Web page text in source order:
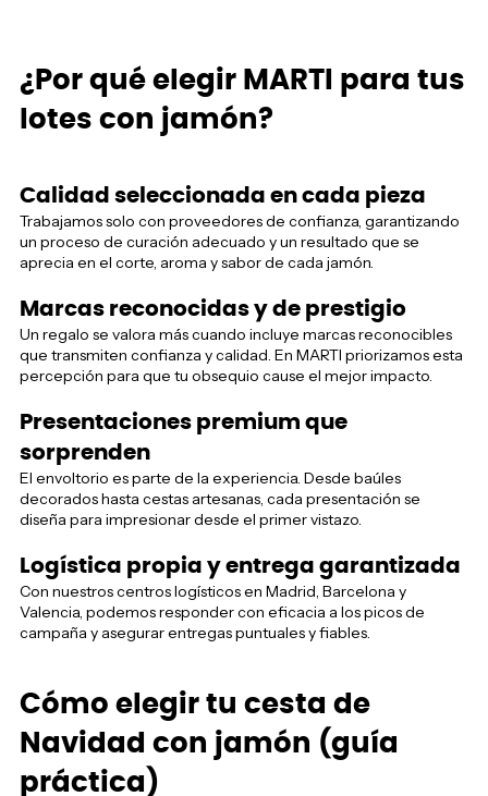
¿Por qué elegir MARTI para tus
lotes con jamón?
Calidad seleccionada en cada pieza
Trabajamos solo con proveedores de confianza, garantizando
un proceso de curación adecuado y un resultado que se
aprecia en el corte, aroma y sabor de cada jamón.
Marcas reconocidas y de prestigio
Un regalo se valora más cuando incluye marcas reconocibles
que transmiten confianza y calidad. En MARTI priorizamos esta
percepción para que tu obsequio cause el mejor impacto.
Presentaciones premium que
sorprenden
El envoltorio es parte de la experiencia. Desde baúles
decorados hasta cestas artesanas, cada presentación se
diseña para impresionar desde el primer vistazo.
Logística propia y entrega garantizada
Con nuestros centros logísticos en Madrid, Barcelona y
Valencia, podemos responder con eficacia a los picos de
campaña y asegurar entregas puntuales y fiables.
Cómo elegir tu cesta de
Navidad con jamón (guía
práctica)